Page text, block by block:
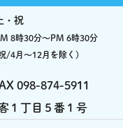
・祝
8時30分～PM 6時30分
/4月～12月を除く)
098-874-5911
１丁目５番１号